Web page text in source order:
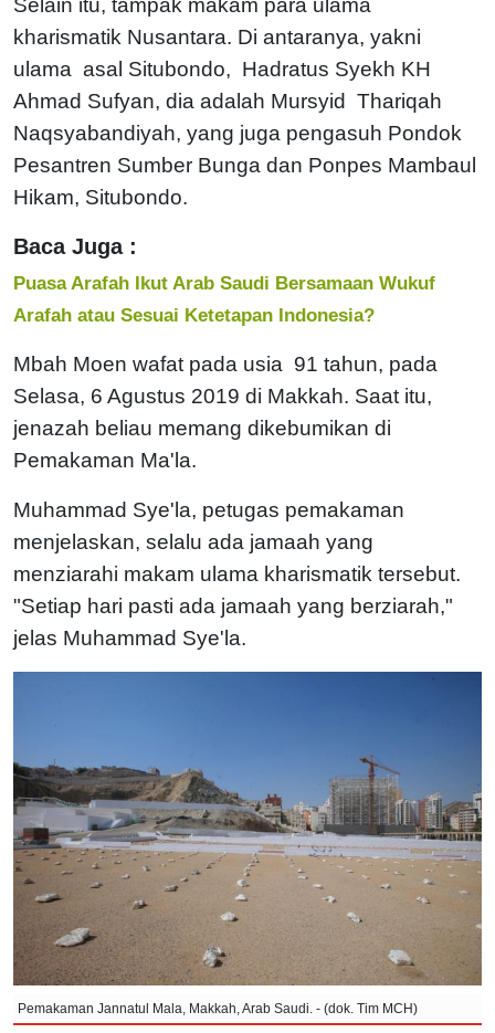
Selain itu, tampak makam para ulama
kharismatik Nusantara. Di antaranya, yakni
ulama asal Situbondo, Hadratus Syekh KH
Ahmad Sufyan, dia adalah Mursyid Thariqah
Naqsyabandiyah, yang juga pengasuh Pondok
Pesantren Sumber Bunga dan Ponpes Mambaul
Hikam, Situbondo.
Baca Juga :
Puasa Arafah Ikut Arab Saudi Bersamaan Wukuf
Arafah atau Sesuai Ketetapan Indonesia?
Mbah Moen wafat pada usia 91 tahun, pada
Selasa, 6 Agustus 2019 di Makkah. Saat itu,
jenazah beliau memang dikebumikan di
Pemakaman Ma'la.
Muhammad Sye'la, petugas pemakaman
menjelaskan, selalu ada jamaah yang
menziarahi makam ulama kharismatik tersebut.
"Setiap hari pasti ada jamaah yang berziarah,"
jelas Muhammad Sye'la.
Pemakaman Jannatul Mala, Makkah, Arab Saudi. - (dok. Tim MCH)